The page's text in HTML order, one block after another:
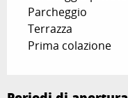
Parcheggio
Terrazza
Prima colazione